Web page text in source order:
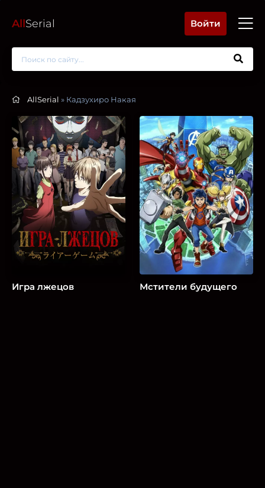
AllSerial Войти
AllSerial » Кадзухиро Накая
Игра лжецов Мстители будущего